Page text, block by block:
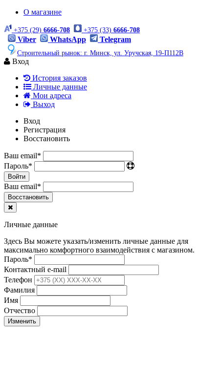
О магазине
+375 (29) 6666-708 +375 (33) 6666-708
Viber WhatsApp Telegram
Строительный рынок: г. Минск, ул. Уручская, 19-П112В
Вход
История заказов
Личные данные
Мои адреса
Выход
Вход
Регистрация
Восстановить
Ваш email*
Пароль*
Войти
Ваш email*
Воcстановить
Личные данные
Здесь Вы можете указать/изменить личные данные для
максимально комфортного взаимодействия с магазином.
Пароль*
Контактный e-mail
Телефон
Фамилия
Имя
Отчество
Изменить